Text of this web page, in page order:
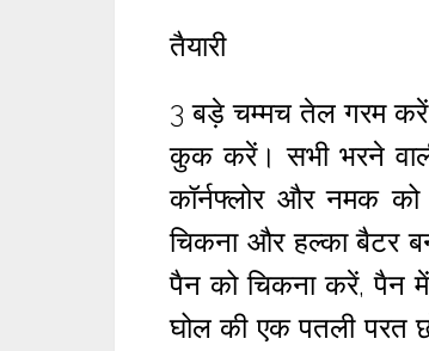
तैयारी
3 बड़े चम्मच तेल गरम करें
कुक करें। सभी भरने
कॉर्नफ्लोर और नमक
चिकना और हल्का बैटर
पैन को चिकना करें, पैन
घोल की एक पतली